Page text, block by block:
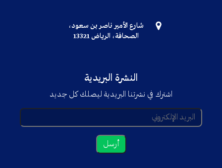
شارع الأمير ناصر بن سعود،
الصحافة، الرياض 13321
النشرة البريدية
اشترك في نشرتنا البريدية ليصلك كل جديد